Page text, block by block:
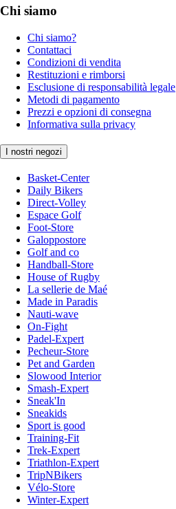
Chi siamo
Chi siamo?
Contattaci
Condizioni di vendita
Restituzioni e rimborsi
Esclusione di responsabilità legale
Metodi di pagamento
Prezzi e opzioni di consegna
Informativa sulla privacy
I nostri negozi
Basket-Center
Daily Bikers
Direct-Volley
Espace Golf
Foot-Store
Galoppostore
Golf and co
Handball-Store
House of Rugby
La sellerie de Maé
Made in Paradis
Nauti-wave
On-Fight
Padel-Expert
Pecheur-Store
Pet and Garden
Slowood Interior
Smash-Expert
Sneak'In
Sneakids
Sport is good
Training-Fit
Trek-Expert
Triathlon-Expert
TripNBikers
Vélo-Store
Winter-Expert